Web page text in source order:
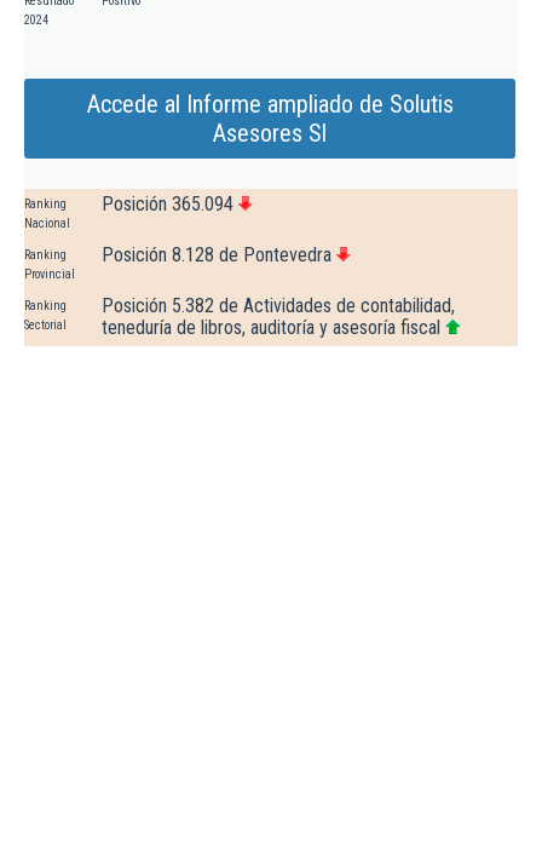
2024
Accede al Informe ampliado de Solutis
Asesores Sl
Ranking
Nacional
Posición 365.094
Ranking
Provincial
Posición 8.128 de Pontevedra
Ranking
Sectorial
Posición 5.382 de Actividades de contabilidad,
teneduría de libros, auditoría y asesoría fiscal